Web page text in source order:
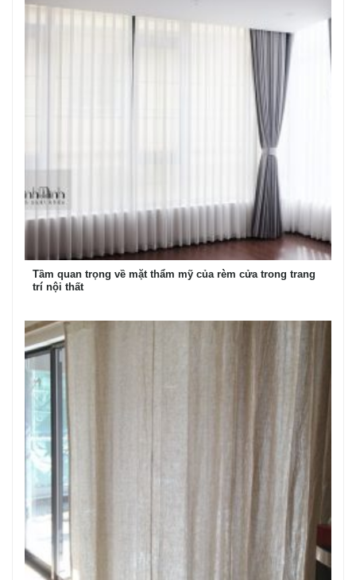
Tầm quan trọng về mặt thẩm mỹ của rèm cửa trong trang
trí nội thất